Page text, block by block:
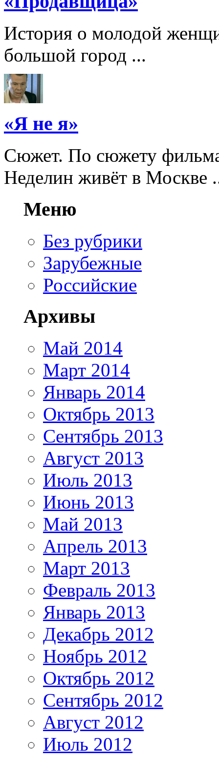
История о молодой
большой город ...
«Я не я»
Сюжет. По сюжету
Неделин живёт в Москве
Меню
Без рубрики
Зарубежные
Российские
Архивы
Май 2014
Март 2014
Январь 2014
Октябрь 2013
Сентябрь 2013
Август 2013
Июль 2013
Июнь 2013
Май 2013
Апрель 2013
Март 2013
Февраль 2013
Январь 2013
Декабрь 2012
Ноябрь 2012
Октябрь 2012
Сентябрь 2012
Август 2012
Июль 2012